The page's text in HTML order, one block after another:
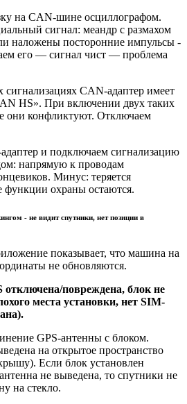
на CAN-шине осциллографом.
сигнал: меандр с размахом
наложены посторонние импульсы -
его — сигнал чист — проблема
сигнализациях CAN-адаптер имеет
HS». При включении двух таких
они конфликтуют. Отключаем
и подключаем сигнализацию
напрямую к проводам
Минус: теряется
функции охраны остаются.
- не видит спутники, нет позиции в
показывает, что машина на
не обновляются.
отключена/повреждена, блок не
места установки, нет SIM-
GPS-антенны с блоком.
на открытое пространство
Если блок установлен
не выведена, то спутники не
на стекло.